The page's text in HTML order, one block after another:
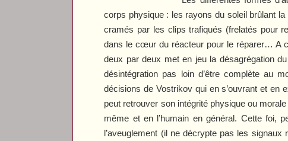
corps physique : les rayons du soleil brûlant
cramés par les clips trafiqués (frelatés pour
dans le cœur du réacteur pour le réparer… A
deux par deux met en jeu la désagrégation
désintégration pas loin d’être complète au
décisions de Vostrikov qui en s’ouvrant et en
peut retrouver son intégrité physique ou
même et en l’humain en général. Cette foi,
l’aveuglement (il ne décrypte pas les